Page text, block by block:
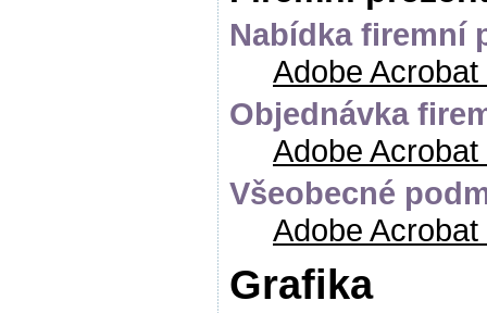
Nabídka firemní
Adobe
Objednávka
Adobe
Všeobecné
Adobe
Grafika